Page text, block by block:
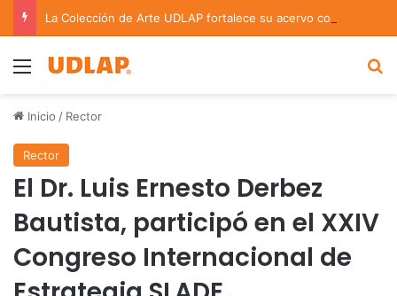
Menu
Inicio / Rector
Rector
El Dr. Luis Ernesto Derbez
Bautista, participó en el XXIV
Congreso Internacional de